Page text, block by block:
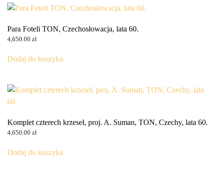
Para Foteli TON, Czechosłowacja, lata 60.
4,650.00 zł
Dodaj do koszyka
Komplet czterech krzeseł, proj. A. Suman, TON, Czechy, lata 60.
4,650.00 zł
Dodaj do koszyka